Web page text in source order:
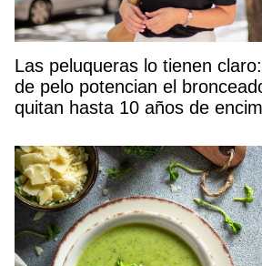
Las peluqueras lo tienen
de pelo potencian el
quitan hasta 10 años de